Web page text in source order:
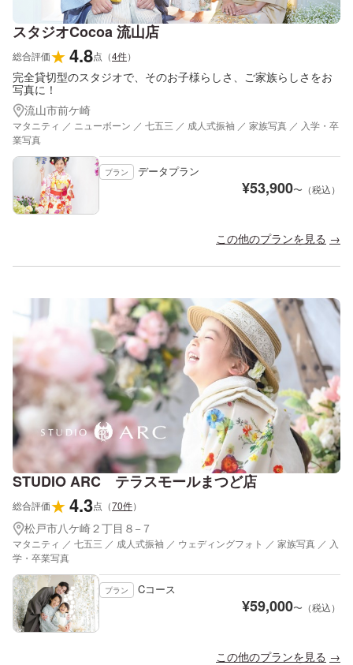
スタジオCocoa 流山店
総合評価★4.8点 （4件）
完全貸切型のスタジオで、そのお子様らしさ、ご家族らしさをお
写真に！
流山市前ケ崎
マタニティ ／ ニューボーン ／ 七五三 ／ 成人式振袖 ／ 家族写真 ／ 入学・卒
業写真
プラン データプラン
¥53,900〜（税込）
この他のプランを見る
STUDIO ARC テラスモールまつど店
総合評価★4.3点 （70件）
松戸市八ケ崎２丁目８−７
マタニティ ／ 七五三 ／ 成人式振袖 ／ ウェディングフォト ／ 家族写真 ／ 入
学・卒業写真
プラン Cコース
¥59,000〜（税込）
この他のプランを見る